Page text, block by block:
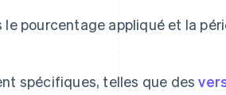
le pourcentage appliqué et la
spécifiques, telles que des